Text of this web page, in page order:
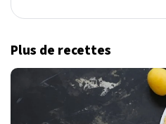
Plus de recettes